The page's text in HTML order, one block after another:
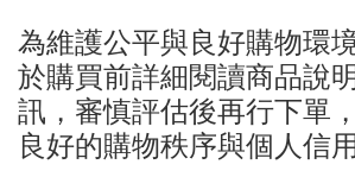
為維護公平與良好購物環
於購買前詳細閱讀商品說
訊，審慎評估後再行下單
良好的購物秩序與個人信用